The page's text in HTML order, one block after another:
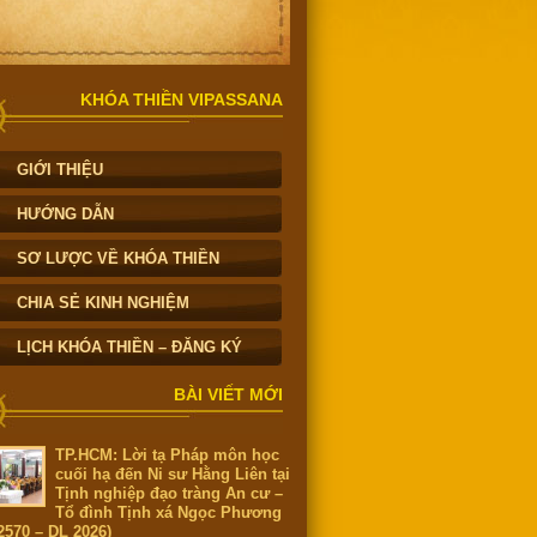
KHÓA THIỀN VIPASSANA
GIỚI THIỆU
HƯỚNG DẪN
SƠ LƯỢC VỀ KHÓA THIỀN
CHIA SẺ KINH NGHIỆM
LỊCH KHÓA THIỀN – ĐĂNG KÝ
BÀI VIẾT MỚI
TP.HCM: Lời tạ Pháp môn học
cuối hạ đến Ni sư Hằng Liên tại
Tịnh nghiệp đạo tràng An cư –
Tổ đình Tịnh xá Ngọc Phương
– DL 2026)